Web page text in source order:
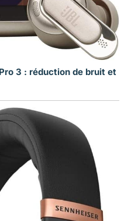
3 : réduction de bruit et